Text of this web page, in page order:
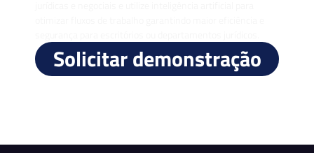
Solicitar demonstração